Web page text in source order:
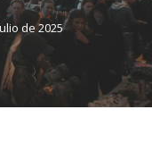
de 2025